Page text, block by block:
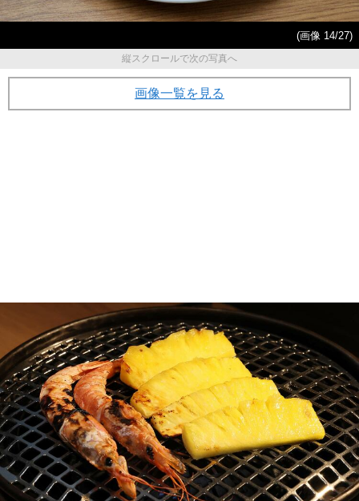
(画像 14/27)
縦スクロールで次の写真へ
画像一覧を見る